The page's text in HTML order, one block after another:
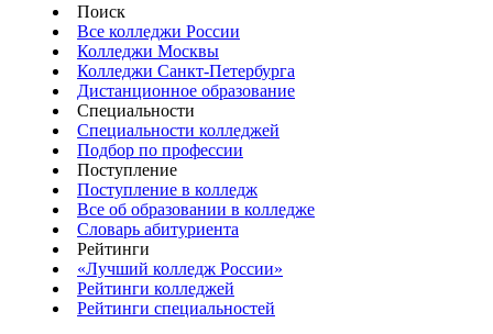
Поиск
Все колледжи России
Колледжи Москвы
Колледжи Санкт-Петербурга
Дистанционное образование
Специальности
Специальности колледжей
Подбор по профессии
Поступление
Поступление в колледж
Все об образовании в колледже
Словарь абитуриента
Рейтинги
«Лучший колледж России»
Рейтинги колледжей
Рейтинги специальностей